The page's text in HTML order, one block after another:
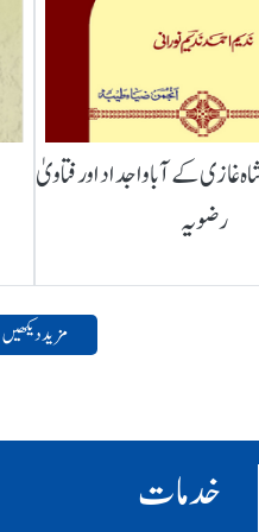
غازی کے آباواجداد اور فتاویٰ
رضویہ
مزید دیکھیں
خدمات